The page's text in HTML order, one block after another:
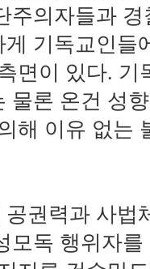
주의자들과
기독교인들
면이 있다. 기
물론 온건 성
해 이유 없는
권력과 사법
모독 행위자